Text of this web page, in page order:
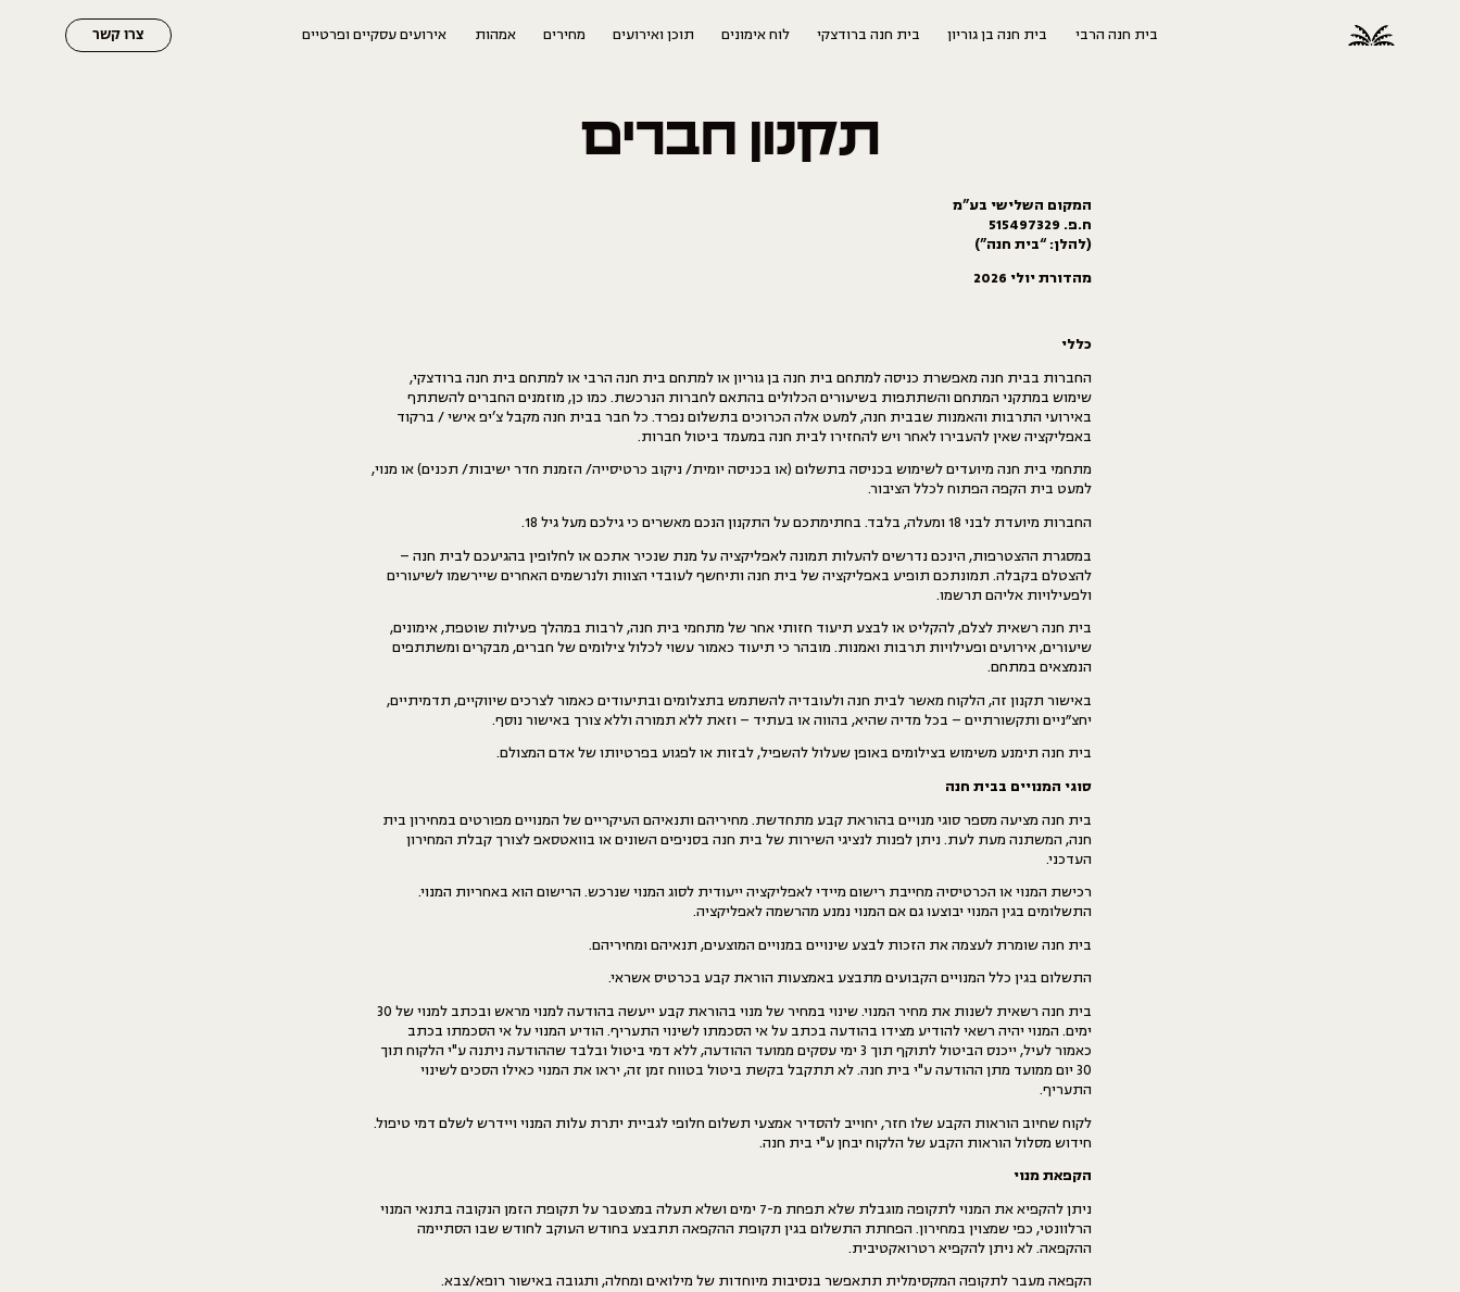
בית חנה הרבי בית חנה בן גוריון בית חנה ברודצקי לוח אימונים תוכן ואירועים מחירים אמהות אירועים עסקיים ופרטיים צרו קשר
תקנון חברים
המקום השלישי בע”מ
ח.פ. 515497329
(להלן: “בית חנה”)
מהדורת יולי 2026
כללי
החברות בבית חנה מאפשרת כניסה למתחם בית חנה בן גוריון או למתחם בית חנה הרבי או למתחם בית חנה ברודצקי,
שימוש במתקני המתחם והשתתפות בשיעורים הכלולים בהתאם לחברות הנרכשת. כמו כן, מוזמנים החברים להשתתף
באירועי התרבות והאמנות שבבית חנה, למעט אלה הכרוכים בתשלום נפרד. כל חבר בבית חנה מקבל צ’יפ אישי / ברקוד
באפליקציה שאין להעבירו לאחר ויש להחזירו לבית חנה במעמד ביטול חברות.
מתחמי בית חנה מיועדים לשימוש בכניסה בתשלום (או בכניסה יומית/ ניקוב כרטיסייה/ הזמנת חדר ישיבות/ תכנים) או מנוי,
למעט בית הקפה הפתוח לכלל הציבור.
החברות מיועדת לבני 18 ומעלה, בלבד. בחתימתכם על התקנון הנכם מאשרים כי גילכם מעל גיל 18.
במסגרת ההצטרפות, הינכם נדרשים להעלות תמונה לאפליקציה על מנת שנכיר אתכם או לחלופין בהגיעכם לבית חנה –
להצטלם בקבלה. תמונתכם תופיע באפליקציה של בית חנה ותיחשף לעובדי הצוות ולנרשמים האחרים שיירשמו לשיעורים
ולפעילויות אליהם תרשמו.
בית חנה רשאית לצלם, להקליט או לבצע תיעוד חזותי אחר של מתחמי בית חנה, לרבות במהלך פעילות שוטפת, אימונים,
שיעורים, אירועים ופעילויות תרבות ואמנות. מובהר כי תיעוד כאמור עשוי לכלול צילומים של חברים, מבקרים ומשתתפים
הנמצאים במתחם.
באישור תקנון זה, הלקוח מאשר לבית חנה ולעובדיה להשתמש בתצלומים ובתיעודים כאמור לצרכים שיווקיים, תדמיתיים,
יחצ״ניים ותקשורתיים – בכל מדיה שהיא, בהווה או בעתיד – וזאת ללא תמורה וללא צורך באישור נוסף.
בית חנה תימנע משימוש בצילומים באופן שעלול להשפיל, לבזות או לפגוע בפרטיותו של אדם המצולם.
סוגי המנויים בבית חנה
בית חנה מציעה מספר סוגי מנויים בהוראת קבע מתחדשת. מחיריהם ותנאיהם העיקריים של המנויים מפורטים במחירון בית
חנה, המשתנה מעת לעת. ניתן לפנות לנציגי השירות של בית חנה בסניפים השונים או בוואטסאפ לצורך קבלת המחירון
העדכני.
רכישת המנוי או הכרטיסיה מחייבת רישום מיידי לאפליקציה ייעודית לסוג המנוי שנרכש. הרישום הוא באחריות המנוי.
התשלומים בגין המנוי יבוצעו גם אם המנוי נמנע מהרשמה לאפליקציה.
בית חנה שומרת לעצמה את הזכות לבצע שינויים במנויים המוצעים, תנאיהם ומחיריהם.
התשלום בגין כלל המנויים הקבועים מתבצע באמצעות הוראת קבע בכרטיס אשראי.
בית חנה רשאית לשנות את מחיר המנוי. שינוי במחיר של מנוי בהוראת קבע ייעשה בהודעה למנוי מראש ובכתב למנוי של 30
ימים. המנוי יהיה רשאי להודיע מצידו בהודעה בכתב על אי הסכמתו לשינוי התעריף. הודיע המנוי על אי הסכמתו בכתב
כאמור לעיל, ייכנס הביטול לתוקף תוך 3 ימי עסקים ממועד ההודעה, ללא דמי ביטול ובלבד שההודעה ניתנה ע"י הלקוח תוך
30 יום ממועד מתן ההודעה ע"י בית חנה. לא תתקבל בקשת ביטול בטווח זמן זה, יראו את המנוי כאילו הסכים לשינוי
התעריף.
לקוח שחיוב הוראות הקבע שלו חזר, יחוייב להסדיר אמצעי תשלום חלופי לגביית יתרת עלות המנוי ויידרש לשלם דמי טיפול.
חידוש מסלול הוראות הקבע של הלקוח יבחן ע"י בית חנה.
הקפאת מנוי
ניתן להקפיא את המנוי לתקופה מוגבלת שלא תפחת מ-7 ימים ושלא תעלה במצטבר על תקופת הזמן הנקובה בתנאי המנוי
הרלוונטי, כפי שמצוין במחירון. הפחתת התשלום בגין תקופת ההקפאה תתבצע בחודש העוקב לחודש שבו הסתיימה
ההקפאה. לא ניתן להקפיא רטרואקטיבית.
הקפאה מעבר לתקופה המקסימלית תתאפשר בנסיבות מיוחדות של מילואים ומחלה, ותגובה באישור רופא/צבא.